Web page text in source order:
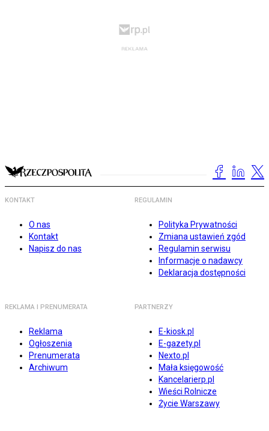
KONTAKT
O nas
Kontakt
Napisz do nas
REGULAMIN
Polityka Prywatności
Zmiana ustawień zgód
Regulamin serwisu
Informacje o nadawcy
Deklaracja dostępności
REKLAMA I PRENUMERATA
Reklama
Ogłoszenia
Prenumerata
Archiwum
PARTNERZY
E-kiosk.pl
E-gazety.pl
Nexto.pl
Mała księgowość
Kancelarierp.pl
Wieści Rolnicze
Życie Warszawy